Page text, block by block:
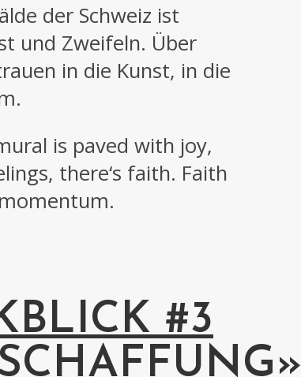
der Schweiz ist
und Zweifeln. Über
in die Kunst, in die
is paved with joy,
there‘s faith. Faith
#3